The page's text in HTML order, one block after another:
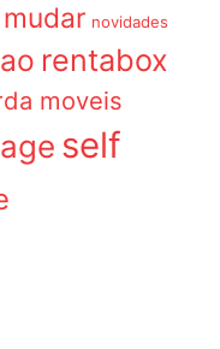
mudar novidades
rentabox
moveis
self